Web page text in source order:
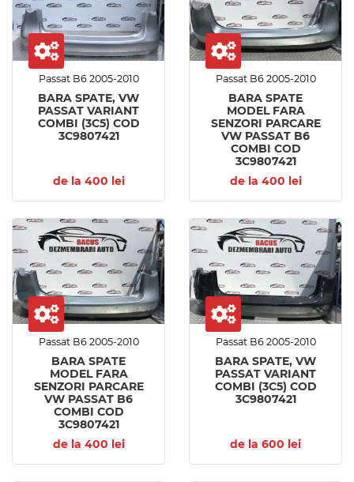
Passat B6 2005-2010
BARA SPATE, VW
PASSAT VARIANT
COMBI (3C5) COD
3C9807421
de la 400 lei
Passat B6 2005-2010
BARA SPATE
MODEL FARA
SENZORI PARCARE
VW PASSAT B6
COMBI COD
3C9807421
de la 400 lei
Passat B6 2005-2010
BARA SPATE
MODEL FARA
SENZORI PARCARE
VW PASSAT B6
COMBI COD
3C9807421
de la 400 lei
Passat B6 2005-2010
BARA SPATE, VW
PASSAT VARIANT
COMBI (3C5) COD
3C9807421
de la 600 lei